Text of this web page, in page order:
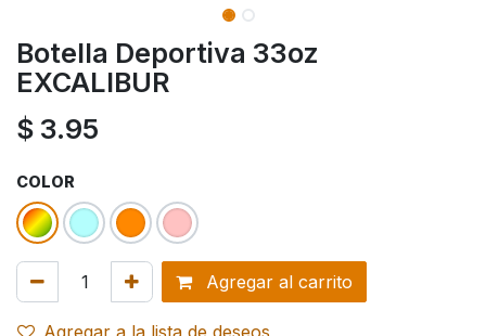
Botella Deportiva 33oz
EXCALIBUR
$ 3.95
COLOR
Agregar al carrito
Agregar a la lista de deseos